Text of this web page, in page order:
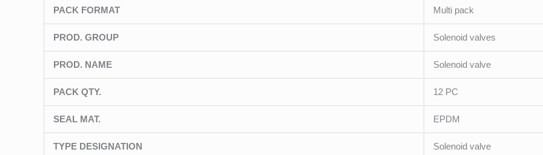
PACK FORMAT Multi pack
PROD. GROUP Solenoid valves
PROD. NAME Solenoid valve
PACK QTY. 12 PC
SEAL MAT. EPDM
TYPE DESIGNATION Solenoid valve